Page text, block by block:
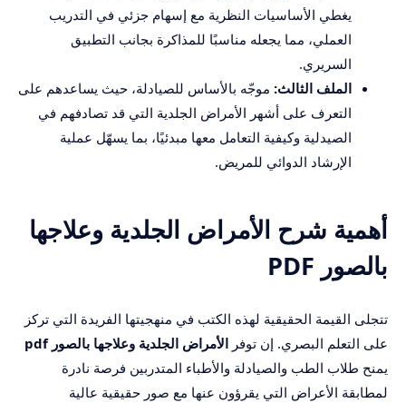
يغطي الأساسيات النظرية مع إسهام جزئي في التدريب
العملي، مما يجعله مناسبًا للمذاكرة بجانب التطبيق
السريري.
الملف الثالث: موجّه بالأساس للصيادلة، حيث يساعدهم على
التعرف على أشهر الأمراض الجلدية التي قد تصادفهم في
الصيدلية وكيفية التعامل معها مبدئيًا، بما يسهّل عملية
الإرشاد الدوائي للمريض.
أهمية شرح الأمراض الجلدية وعلاجها
بالصور PDF
تتجلى القيمة الحقيقية لهذه الكتب في منهجيتها الفريدة التي تركز
على التعلم البصري. إن توفر الأمراض الجلدية وعلاجها بالصور pdf
يمنح طلاب الطب والصيادلة والأطباء المتدربين فرصة نادرة
لمطابقة الأعراض التي يقرؤون عنها مع صور حقيقية عالية